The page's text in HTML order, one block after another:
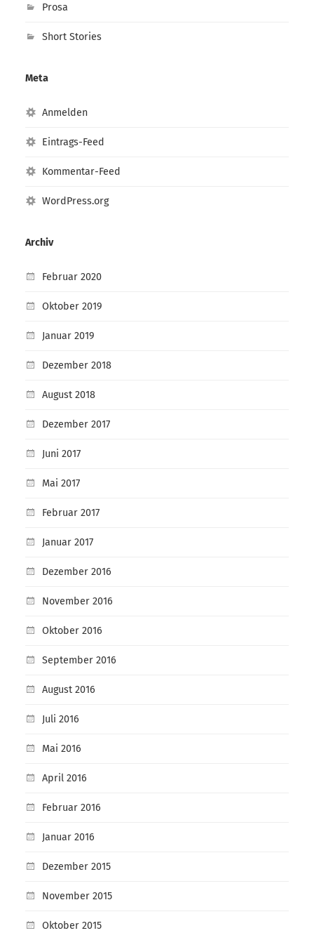
Prosa
Short Stories
Meta
Anmelden
Eintrags-Feed
Kommentar-Feed
WordPress.org
Archiv
Februar 2020
Oktober 2019
Januar 2019
Dezember 2018
August 2018
Dezember 2017
Juni 2017
Mai 2017
Februar 2017
Januar 2017
Dezember 2016
November 2016
Oktober 2016
September 2016
August 2016
Juli 2016
Mai 2016
April 2016
Februar 2016
Januar 2016
Dezember 2015
November 2015
Oktober 2015